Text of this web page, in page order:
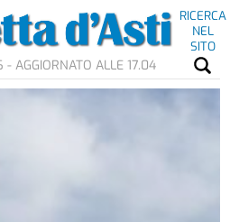
RICERCA
NEL
SITO
AGGIORNATO ALLE 17.04